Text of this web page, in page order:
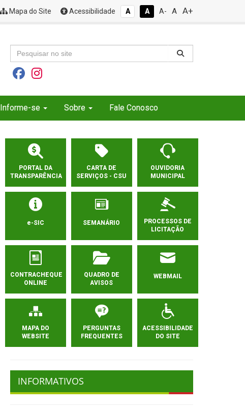
Mapa do Site Acessibilidade A A A- A A+
Informe-se Sobre Fale Conosco
PORTAL DA
TRANSPARÊNCIA
CARTA DE
SERVIÇOS - CSU
OUVIDORIA
MUNICIPAL
e-SIC SEMANÁRIO
PROCESSOS DE
LICITAÇÃO
CONTRACHEQUE
ONLINE
QUADRO DE
AVISOS
WEBMAIL
MAPA DO
WEBSITE
PERGUNTAS
FREQUENTES
ACESSIBILIDADE
DO SITE
INFORMATIVOS